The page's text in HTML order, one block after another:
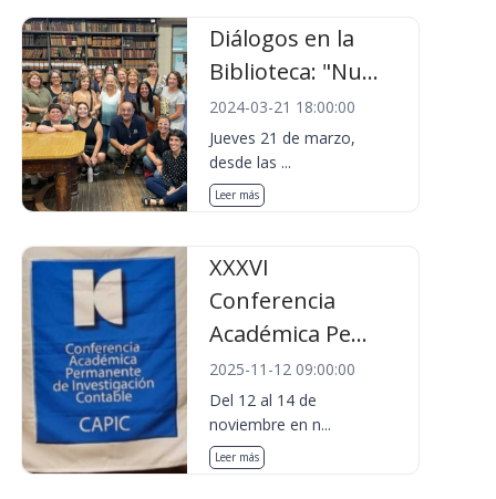
Diálogos en la
Biblioteca: "Nu...
2024-03-21 18:00:00
Jueves 21 de marzo,
desde las ...
Leer más
XXXVI
Conferencia
Académica Pe...
2025-11-12 09:00:00
Del 12 al 14 de
noviembre en n...
Leer más